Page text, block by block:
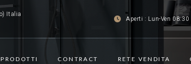
Italia
Aperti : Lun-Ven
PRODOTTI CONTRACT RETE VENDITA